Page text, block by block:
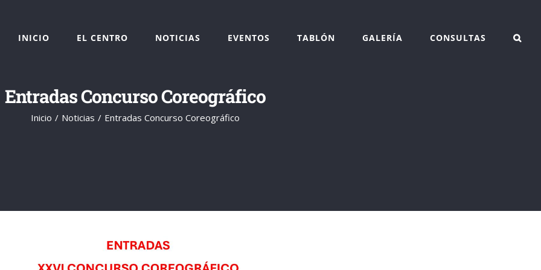
INICIO EL CENTRO NOTICIAS EVENTOS TABLÓN GALERÍA CONSULTAS
Entradas Concurso Coreográfico
Inicio Noticias Entradas Concurso Coreográfico